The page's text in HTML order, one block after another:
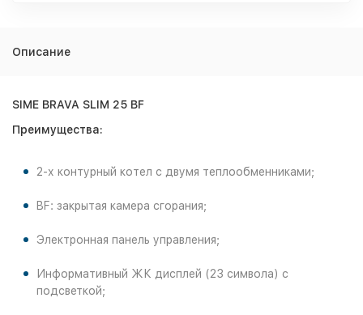
Описание
SIME BRAVA SLIM 25 BF
Преимущества:
2-х контурный котел с двумя теплообменниками;
BF: закрытая камера сгорания;
Электронная панель управления;
Информативный ЖК дисплей (23 символа) с
подсветкой;